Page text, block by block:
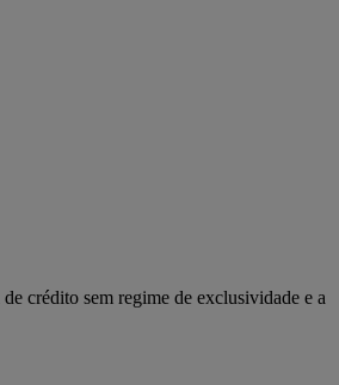
crédito sem regime de exclusividade e a